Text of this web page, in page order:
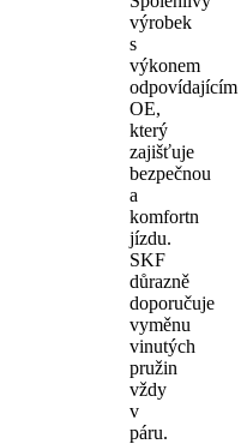
výrobek
s
výkonem
odpovídajícím
OE,
který
zajišťuje
bezpečnou
a
komfortn
jízdu.
SKF
důrazně
doporučuje
vyměnu
vinutých
pružin
vždy
v
páru.